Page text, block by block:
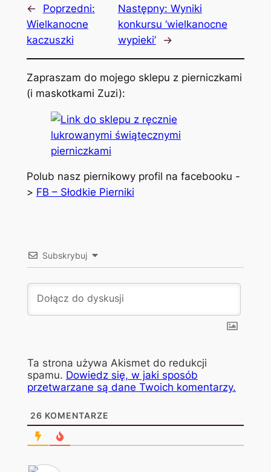
←
Poprzedni:
Wielkanocne
kaczuszki
Następny: Wyniki
konkursu ‘wielkanocne
wypieki’
→
Zapraszam do mojego sklepu z pierniczkami
(i maskotkami Zuzi):
Polub nasz piernikowy profil na facebooku -
> FB – Słodkie Pierniki
Subskrybuj
Ta strona używa Akismet do redukcji
spamu. Dowiedz się, w jaki sposób
przetwarzane są dane Twoich komentarzy.
26 KOMENTARZE